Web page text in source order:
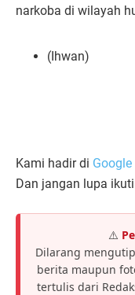
narkoba di wilayah
(Ihwan)
Kami hadir di
Dan jangan lupa ikuti
⚠️
Dilarang
berita maupun
tertulis dari